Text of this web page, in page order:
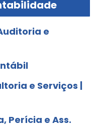
e
e Serviços |
Perícia e Ass.